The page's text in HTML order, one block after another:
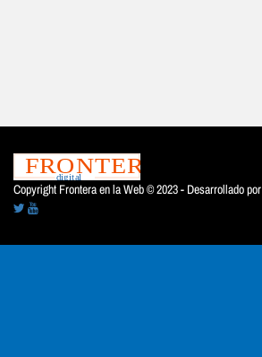
Copyright Frontera en la Web © 2023 - Desarrollado por